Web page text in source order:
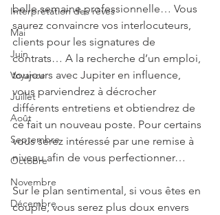
Interprétation des rêves
Mai
Juin
Voyance
Juillet
Août
Septembre
Octobre
Novembre
Décembre
belle semaine professionnelle… Vous
saurez convaincre vos interlocuteurs,
clients pour les signatures de
contrats… A la recherche d’un emploi,
toujours avec Jupiter en influence,
vous parviendrez à décrocher
différents entretiens et obtiendrez de
ce fait un nouveau poste. Pour certains
vous serez intéressé par une remise à
niveau afin de vous perfectionner…
Sur le plan sentimental, si vous êtes en
couple, vous serez plus doux envers